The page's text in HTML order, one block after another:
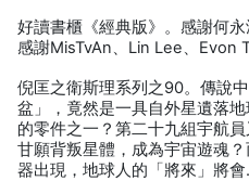
好讀書櫃《經典版》。感謝何永
感謝MisTvAn、Lin Lee、Evon
倪匡之衛斯理系列之90。傳說
盆」，竟然是一具自外星遺落
的零件之一？第二十九組宇航
甘願背叛星體，成為宇宙遊魂
器出現，地球人的「將來」將